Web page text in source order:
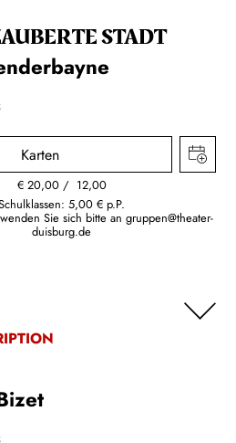
STADT
Karten
€ 20,00
12,00
5,00 € p.P.
Sie sich bitte an gruppen@theater-
duisburg.de